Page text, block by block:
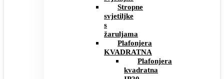
Stropne
svjetiljke
s
žaruljama
Plafonjera
KVADRATNA
Plafonjera
kvadratna